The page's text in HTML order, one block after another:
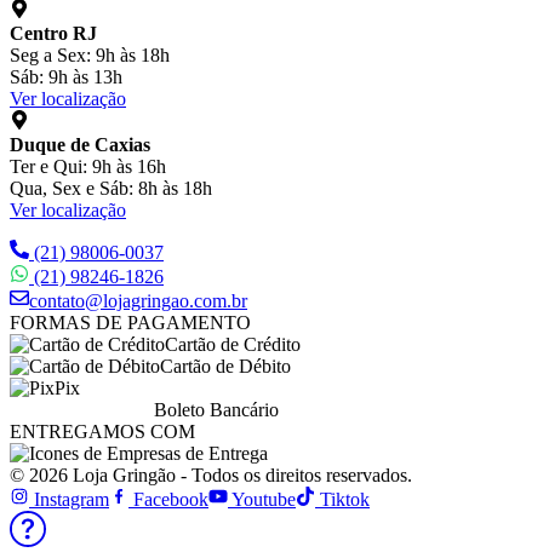
Centro RJ
Seg a Sex: 9h às 18h
Sáb: 9h às 13h
Ver localização
Duque de Caxias
Ter e Qui: 9h às 16h
Qua, Sex e Sáb: 8h às 18h
Ver localização
(21) 98006-0037
(21) 98246-1826
contato@lojagringao.com.br
FORMAS DE PAGAMENTO
Cartão de Crédito
Cartão de Débito
Pix
Boleto Bancário
ENTREGAMOS COM
© 2026 Loja Gringão - Todos os direitos reservados.
Instagram
Facebook Youtube Tiktok